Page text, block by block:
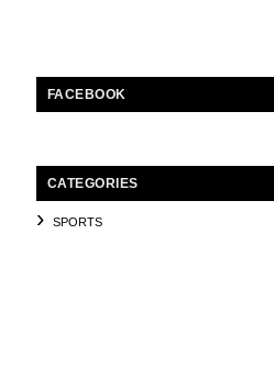
FACEBOOK
CATEGORIES
SPORTS